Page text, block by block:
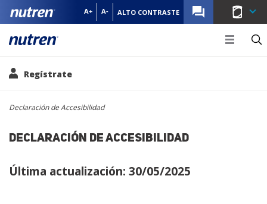
A+ A- ALTO CONTRASTE MENU
Hub -
Regístrate
Ruta de navegación
Declaración de Accesibilidad
DECLARACIÓN DE ACCESIBILIDAD
Última actualización: 30/05/2025